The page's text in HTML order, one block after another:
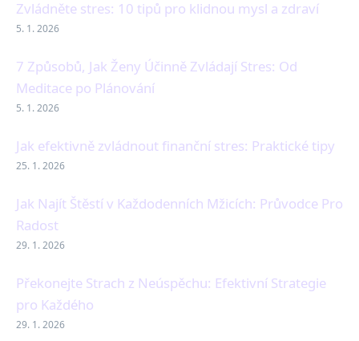
Zvládněte stres: 10 tipů pro klidnou mysl a zdraví
5. 1. 2026
7 Způsobů, Jak Ženy Účinně Zvládají Stres: Od
Meditace po Plánování
5. 1. 2026
Jak efektivně zvládnout finanční stres: Praktické tipy
25. 1. 2026
Jak Najít Štěstí v Každodenních Mžicích: Průvodce Pro
Radost
29. 1. 2026
Překonejte Strach z Neúspěchu: Efektivní Strategie
pro Každého
29. 1. 2026